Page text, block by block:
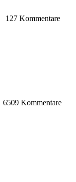
127 Kommentare
6509 Kommentare